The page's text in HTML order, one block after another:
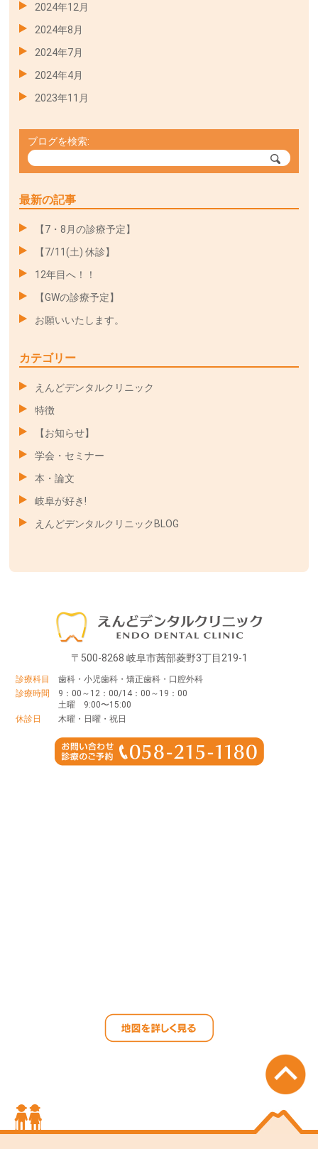
2024年12月
2024年8月
2024年7月
2024年4月
2023年11月
ブログを検索:
最新の記事
【7・8月の診療予定】
【7/11(土) 休診】
12年目へ！！
【GWの診療予定】
お願いいたします。
カテゴリー
えんどデンタルクリニック
特徴
【お知らせ】
学会・セミナー
本・論文
岐阜が好き!
えんどデンタルクリニックBLOG
〒500-8268 岐阜市茜部菱野3丁目219-1
診療科目
歯科・小児歯科・矯正歯科・口腔外科
診療時間
9：00～12：00/14：00～19：00
土曜 9:00〜15:00
休診日
木曜・日曜・祝日